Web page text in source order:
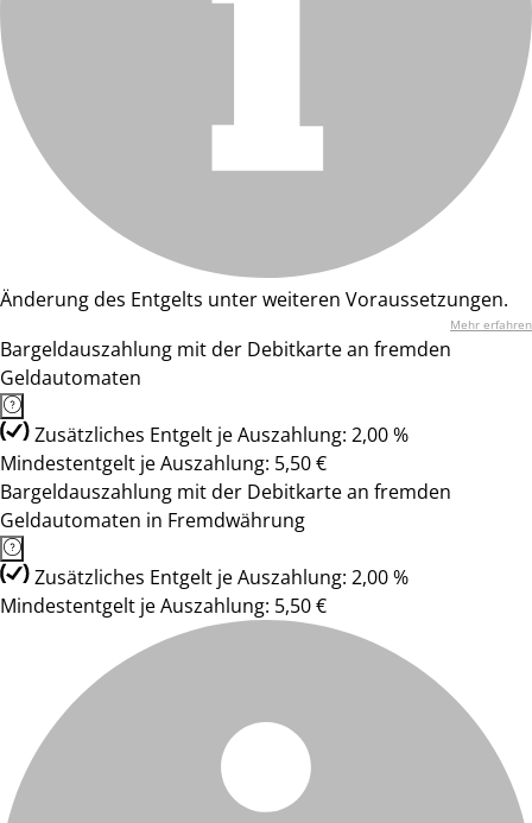
Änderung des Entgelts unter weiteren Voraussetzungen.
Mehr erfahren
Bargeldauszahlung mit der Debitkarte an fremden
Geldautomaten
Zusätzliches Entgelt je Auszahlung: 2,00 %
Mindestentgelt je Auszahlung: 5,50 €
Bargeldauszahlung mit der Debitkarte an fremden
Geldautomaten in Fremdwährung
Zusätzliches Entgelt je Auszahlung: 2,00 %
Mindestentgelt je Auszahlung: 5,50 €